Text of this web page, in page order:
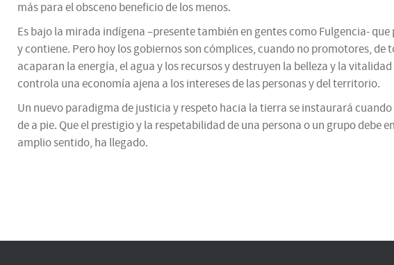
más para el obsceno beneficio de los menos.
Es bajo la mirada indígena –presente también en gentes como Fulgencia-
y contiene. Pero hoy los gobiernos son cómplices, cuando no promotores,
acaparan la energía, el agua y los recursos y destruyen la belleza y la
controla una economía ajena a los intereses de las personas y del territorio.
Un nuevo paradigma de justicia y respeto hacia la tierra se instaurará
de a pie. Que el prestigio y la respetabilidad de una persona o un grupo
amplio sentido, ha llegado.